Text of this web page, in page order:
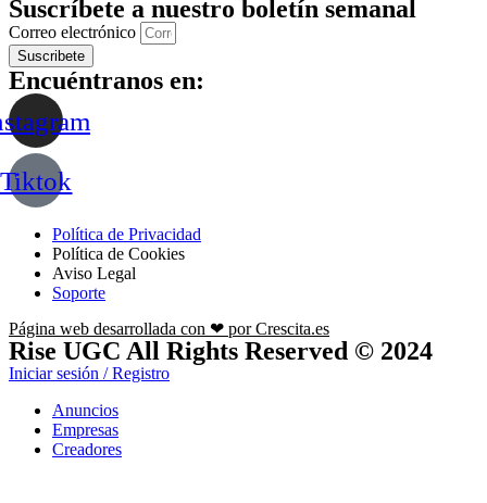
Suscríbete a nuestro boletín semanal
Correo electrónico
Suscribete
Encuéntranos en:
Tiktok
Política de Privacidad
Política de Cookies
Aviso Legal
Soporte
Página web desarrollada con ❤ por Crescita.es
Rise UGC All Rights Reserved © 2024
Iniciar sesión / Registro
Anuncios
Empresas
Creadores